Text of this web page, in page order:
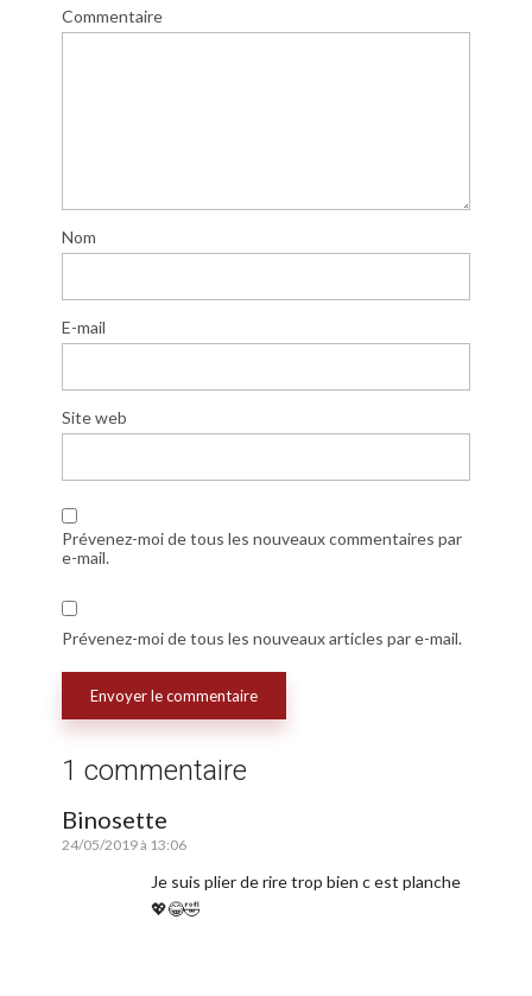
Commentaire
Nom
E-mail
Site web
Prévenez-moi de tous les nouveaux commentaires par
e-mail.
Prévenez-moi de tous les nouveaux articles par e-mail.
1 commentaire
Binosette
24/05/2019 à 13:06
Je suis plier de rire trop bien c est planche
💖😂🤣